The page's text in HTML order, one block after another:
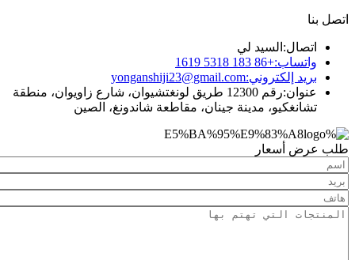
السيد لي
إلكتروني: yonganshiji23@gmail.com
رقم 12300 طريق لونغتشيوان، شارع زاويوان، منطقة
مدينة جينان، مقاطعة شاندونغ، الصين
أسعار